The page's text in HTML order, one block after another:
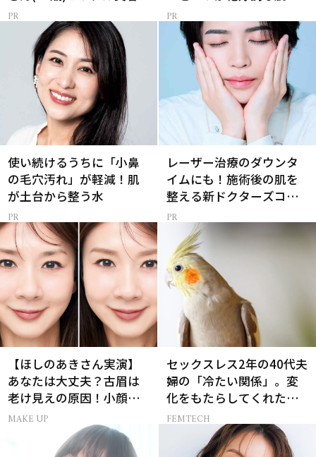
使い続けるうちに「小鼻
の毛穴汚れ」が軽減！肌
が土台から整う水
レーザー治療のダウンタ
イムにも！施術後の肌を
整える新ドクターズコス
メ
【ほしのあきさん実演】
あなたは大丈夫？古眉は
老け見えの原因！小顔と
目元パッチリを叶える美
MAKE UP
セックスレス2年の40代夫
婦の「冷たい関係」。変
化をもたらしてくれたの
は、オウムだった！
FEMTECH